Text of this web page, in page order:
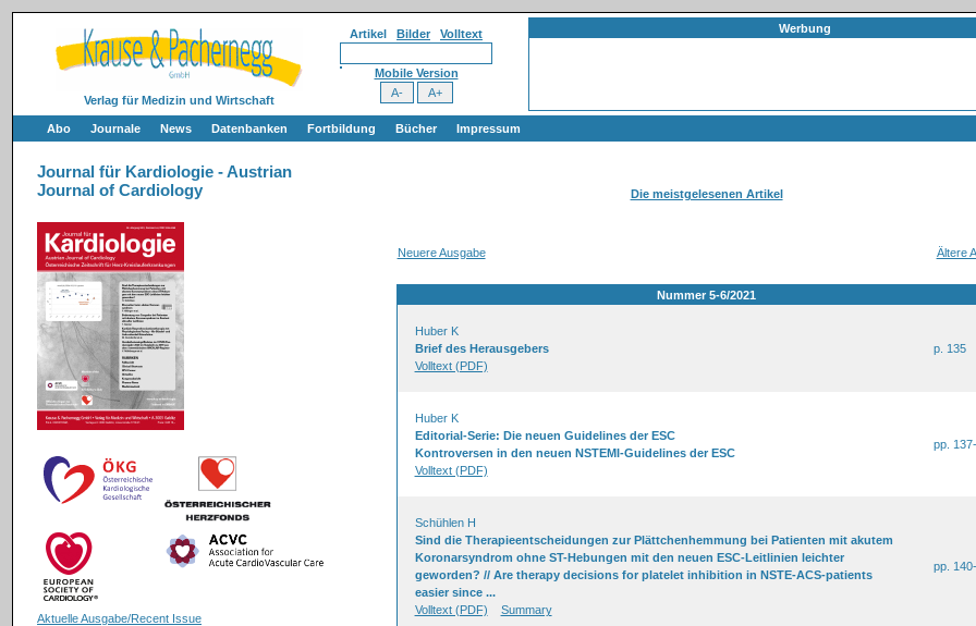
Verlag für Medizin und Wirtschaft
Artikel Bilder Volltext
Mobile Version
Werbung
Abo Journale News Datenbanken Fortbildung Bücher Impressum
Journal für Kardiologie - Austrian
Journal of Cardiology
Aktuelle Ausgabe/Recent Issue
Die meistgelesenen Artikel
Neuere Ausgabe Ältere
Nummer 5-6/2021
Huber K
Brief des Herausgebers
Volltext (PDF)
p. 135
Huber K
Editorial-Serie: Die neuen Guidelines der ESC
Kontroversen in den neuen NSTEMI-Guidelines der ESC
Volltext (PDF)
pp.
Schühlen H
Sind die Therapieentscheidungen zur Plättchenhemmung bei Patienten mit akutem
Koronarsyndrom ohne ST-Hebungen mit den neuen ESC-Leitlinien leichter
geworden? // Are therapy decisions for platelet inhibition in NSTE-ACS-patients
easier since ...
Volltext (PDF)
Summary
pp.